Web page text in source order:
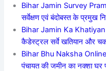
Bihar Jamin Survey
सर्वेक्षण एवं बंदोबस्त के प्रमुख
Bihar Jamin Ka
कैडेस्ट्रल सर्वे खतियान और
Bihar Bhu Naksha
पंचायत की जमीन का नक्शा